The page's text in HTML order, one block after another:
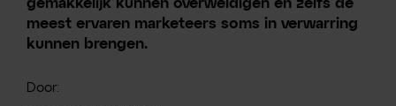
gemakkelijk kunnen overweldigen en zelfs de
meest ervaren marketeers soms in verwarring
kunnen brengen.
Door: